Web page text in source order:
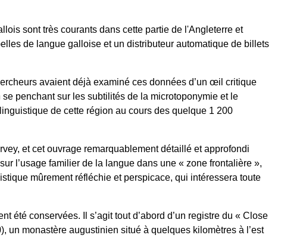
sont très courants dans cette partie de l'Angleterre et
de langue galloise et un distributeur automatique de billets
avaient déjà examiné ces données d’un œil critique
penchant sur les subtilités de la microtoponymie et le
de cette région au cours des quelque 1 200
et cet ouvrage remarquablement détaillé et approfondi
l’usage familier de la langue dans une « zone frontalière »,
mûrement réfléchie et perspicace, qui intéressera toute
conservées. Il s’agit tout d’abord d’un registre du « Close
un monastère augustinien situé à quelques kilomètres à l’est